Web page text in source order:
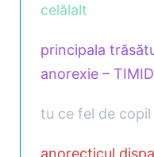
celălalt
principala
anorexie –
tu ce fel de copil
anorecticul